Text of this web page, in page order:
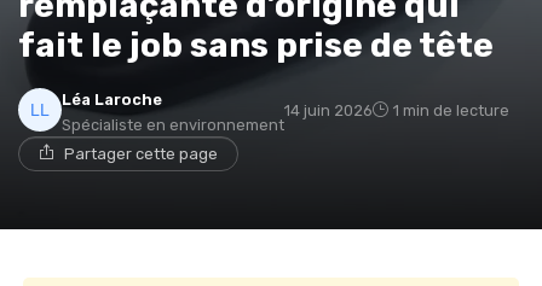
fait le job sans prise de tête
Léa Laroche
Spécialiste en environnement
14 juin 2026 1 min de lecture
Partager cette page